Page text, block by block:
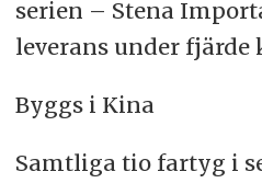
serien – Stena
leverans under fjärde
Byggs i Kina
Samtliga tio fartyg i